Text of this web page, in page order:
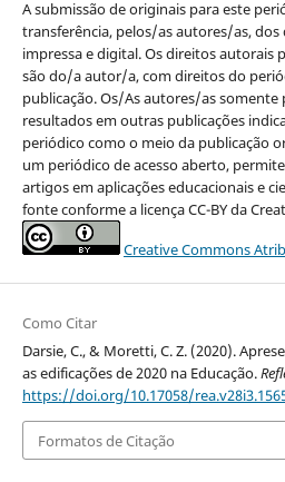
A submissão de originais para este
transferência, pelos/as autores/as,
impressa e digital. Os direitos autorais
são do/a autor/a, com direitos do
publicação. Os/As autores/as
resultados em outras publicações
periódico como o meio da publicação
um periódico de acesso aberto,
artigos em aplicações educacionais e
fonte conforme a licença CC-BY da
Creative Commons
Como Citar
Darsie, C., & Moretti, C. Z. (2020).
as edificações de 2020 na Educação.
https://doi.org/10.17058/
Formatos de Citação